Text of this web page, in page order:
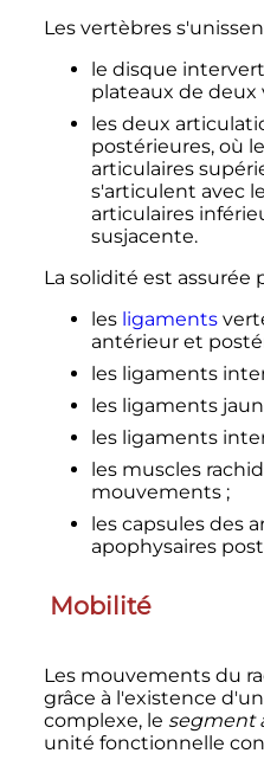
Les vertèbres
le disque
plateaux de deux
les deux
postérieures, où
articulaires
s'articulent avec
articulaires
susjacente.
La solidité est assurée
les ligaments
antérieur et
les ligaments
les ligaments
les ligaments
les muscles
mouvements ;
les capsules des
apophysaires
Mobilité
Les mouvements du
grâce à l'existence
complexe, le segment
unité fonctionnelle